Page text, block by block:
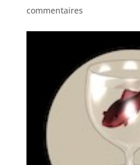
commentaires